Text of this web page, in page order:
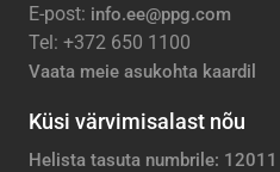
E-post: info.ee@ppg.com
Tel: +372 650 1100
Vaata meie asukohta kaardil
Küsi värvimisalast nõu
Helista tasuta numbrile: 12011